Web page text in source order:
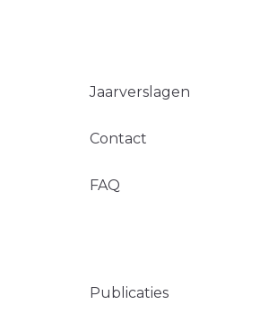
Jaarverslagen
Contact
FAQ
Publicaties